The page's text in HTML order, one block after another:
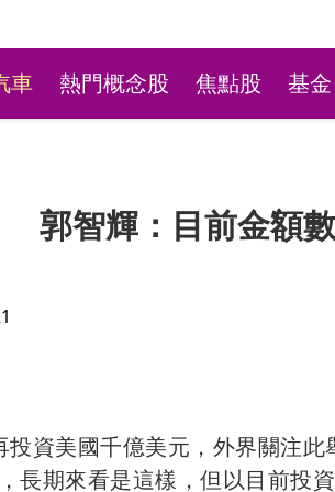
車 熱門概念股 焦點股 基金
郭智輝：目前金額
資美國千億美元，外界關注此
長期來看是這樣，但以目前投